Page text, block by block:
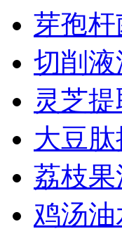
芽孢
切削
灵芝
大豆
荔枝
鸡汤